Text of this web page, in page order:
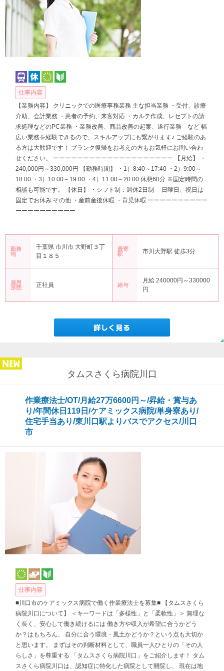
仕事内容
【業務内容】 クリニックでの医療事務業務 主な担当業務 ・受付、診療
介助、会計業務 ・患者の予約、来客対応 ・カルテ作成、レセプトの請
求処理などのPC業務 ・業務改善、商品改善の起案、遂行業務 など 幅
広い業務を経験できるので、スキルアップにも繋がります♪ ご経験のあ
る方は大歓迎です！ ブランク復帰をお考えの方もお気軽にお問い合わ
せください。 ーーーーーーーーーーーーーーーーーーーー 【月給】 ・
240,000円～330,000円 【勤務時間】 ・1）8:40～17:40 ・2）9:00～
18:00 ・3）10:00～19:00 ・4）11:00～20:00 休憩60分 ※固定時間の
相談も可能です。 【休日】 ・シフト制：週休2日制 日曜日、祝日は
固定でお休み その他 ・産前産後休暇 ・育児休暇 ーーーーーーーーーー
ーーーーーーーーーー
勤務
地
千葉県 市川市 大野町３丁
目１８５
最寄
駅
市川大野駅 徒歩3分
雇用
形態
正社員 給与
月給 240000円～330000
円
タムスさくら病院川口
作業療法士/OT/月給27万6600円～/昇給・賞与あ
り/年間休日119日/ケアミックス病院/単身寮あり/
住宅手当あり/東川口駅よりバスでアクセス/川口
市
仕事内容
■川口市のケアミックス病院で働く作業療法士を募集■ 【タムスさくら
病院川口について】 ＜キーワードは「多様性」と「柔軟性」＞ 無理な
く長く、安心して働き続けるには 働き方や収入が希望に合うかどう
か？はもちろん、 自分に合う環境・風土かどうか？という点も大切か
と思います。 まずはその判断材料として、職員一人ひとりの「その人
らしさ」を尊重する 「タムスさくら病院川口」をご紹介します！ タム
スさくら病院川口は、認知症に特化した病院として開院し、 現在は地